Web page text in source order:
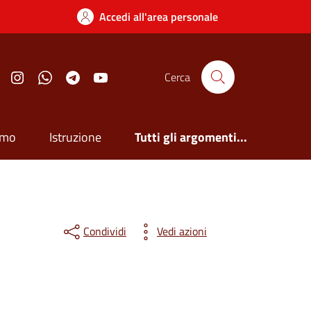
Accedi all'area personale
InstagramWhatsappTelegram Cerca
Istruzione Tutti gli argomenti...
Condividi Vedi azioni